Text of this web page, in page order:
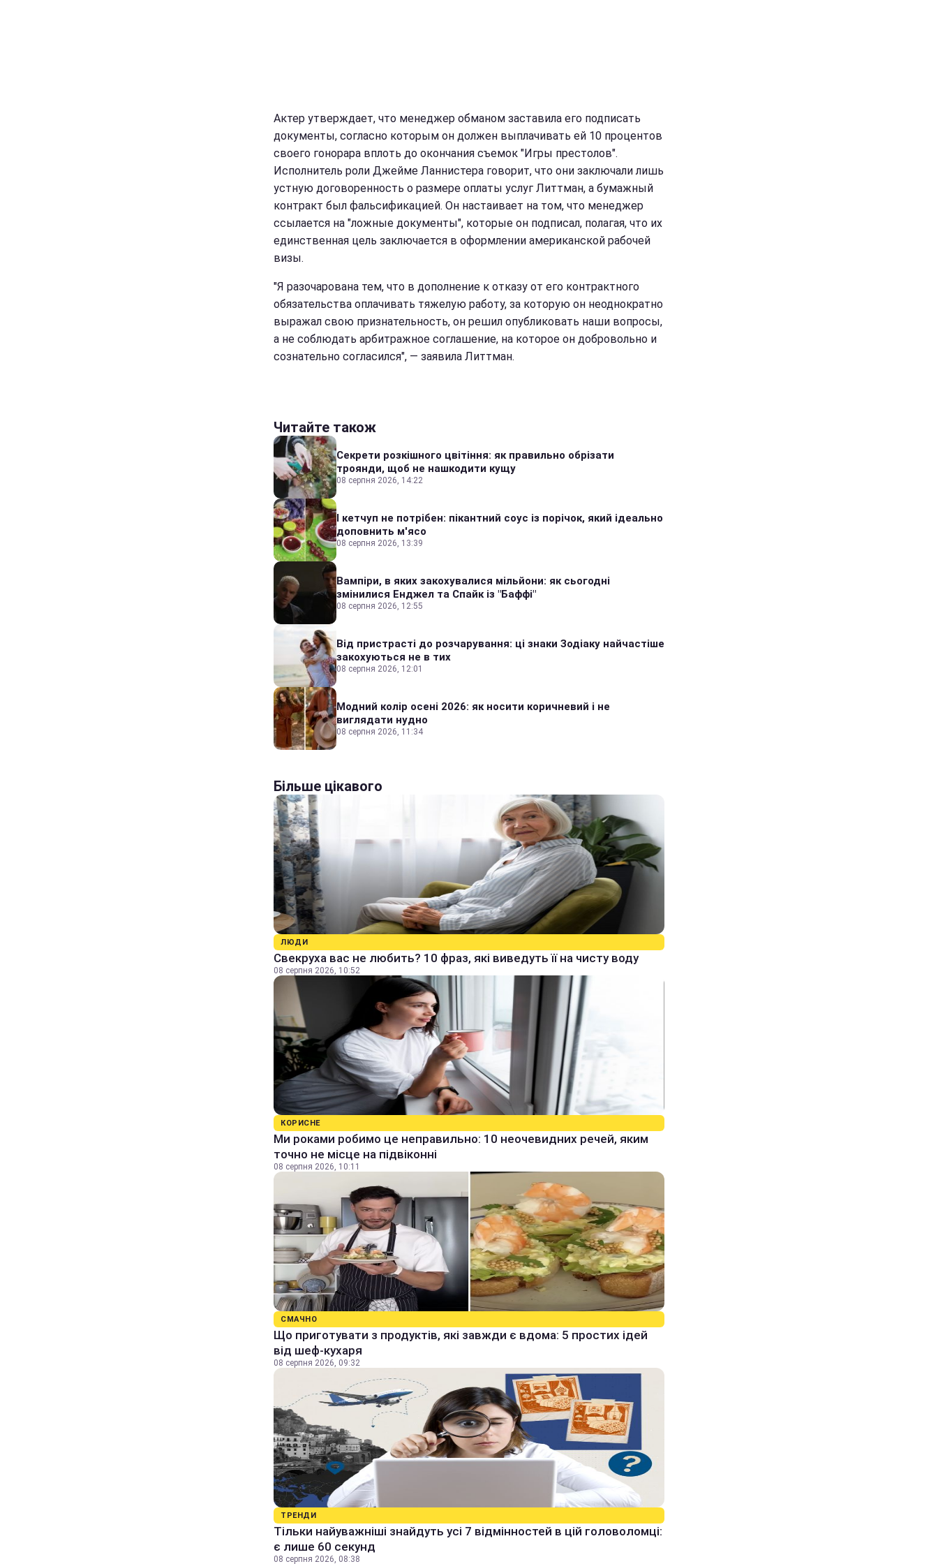
Актер утверждает, что менеджер обманом заставила его подписать
документы, согласно которым он должен выплачивать ей 10 процентов
своего гонорара вплоть до окончания съемок "Игры престолов".
Исполнитель роли Джейме Ланнистера говорит, что они заключали лишь
устную договоренность о размере оплаты услуг Литтман, а бумажный
контракт был фальсификацией. Он настаивает на том, что менеджер
ссылается на "ложные документы", которые он подписал, полагая, что их
единственная цель заключается в оформлении американской рабочей
визы.
"Я разочарована тем, что в дополнение к отказу от его контрактного
обязательства оплачивать тяжелую работу, за которую он неоднократно
выражал свою признательность, он решил опубликовать наши вопросы,
а не соблюдать арбитражное соглашение, на которое он добровольно и
сознательно согласился", — заявила Литтман.
Читайте також
Секрети розкішного цвітіння: як правильно обрізати
троянди, щоб не нашкодити кущу
08 серпня 2026, 14:22
І кетчуп не потрібен: пікантний соус із порічок, який ідеально
доповнить м'ясо
08 серпня 2026, 13:39
Вампіри, в яких закохувалися мільйони: як сьогодні
змінилися Енджел та Спайк із "Баффі"
08 серпня 2026, 12:55
Від пристрасті до розчарування: ці знаки Зодіаку найчастіше
закохуються не в тих
08 серпня 2026, 12:01
Модний колір осені 2026: як носити коричневий і не
виглядати нудно
08 серпня 2026, 11:34
Більше цікавого
ЛЮДИ
Свекруха вас не любить? 10 фраз, які виведуть її на чисту воду
08 серпня 2026, 10:52
КОРИСНЕ
Ми роками робимо це неправильно: 10 неочевидних речей, яким
точно не місце на підвіконні
08 серпня 2026, 10:11
СМАЧНО
Що приготувати з продуктів, які завжди є вдома: 5 простих ідей
від шеф-кухаря
08 серпня 2026, 09:32
ТРЕНДИ
Тільки найуважніші знайдуть усі 7 відмінностей в цій головоломці:
є лише 60 секунд
08 серпня 2026, 08:38